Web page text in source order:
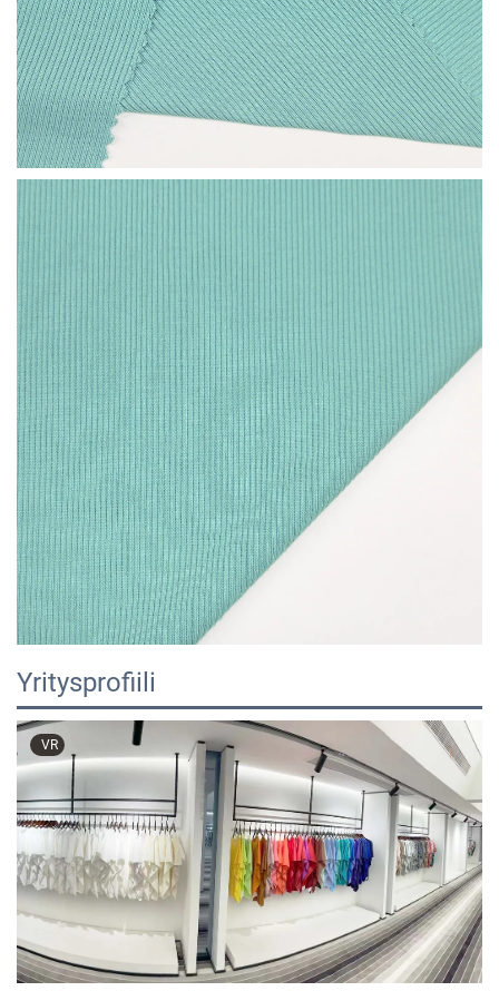
Yritysprofiili
VR